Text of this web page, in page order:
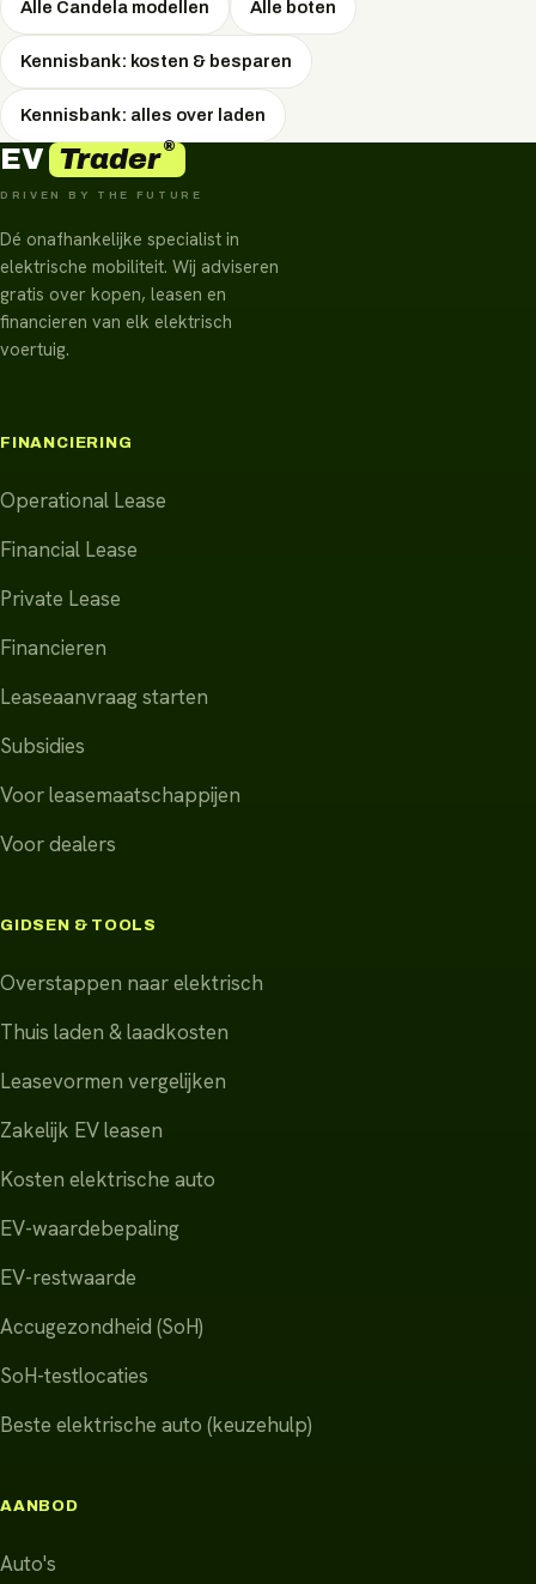
Alle Candela modellen Alle boten
Kennisbank: kosten & besparen
Kennisbank: alles over laden
EV Trader®
DRIVEN BY THE FUTURE
Dé onafhankelijke specialist in
elektrische mobiliteit. Wij adviseren
gratis over kopen, leasen en
financieren van elk elektrisch
voertuig.
FINANCIERING
Operational Lease
Financial Lease
Private Lease
Financieren
Leaseaanvraag starten
Subsidies
Voor leasemaatschappijen
Voor dealers
GIDSEN & TOOLS
Overstappen naar elektrisch
Thuis laden & laadkosten
Leasevormen vergelijken
Zakelijk EV leasen
Kosten elektrische auto
EV-waardebepaling
EV-restwaarde
Accugezondheid (SoH)
SoH-testlocaties
Beste elektrische auto (keuzehulp)
AANBOD
Auto's